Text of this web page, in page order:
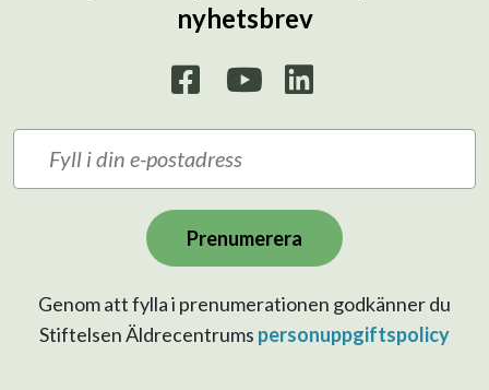
nyhetsbrev
Prenumerera
Genom att fylla i prenumerationen godkänner du
Stiftelsen Äldrecentrums personuppgiftspolicy